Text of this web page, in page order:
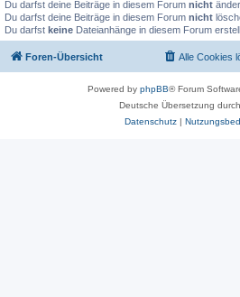
Du darfst deine Beiträge in diesem Forum nicht
Du darfst deine Beiträge in diesem Forum nicht
Du darfst keine Dateianhänge in diesem Forum
Foren-Übersicht Alle Cookies
Powered by phpBB® Forum
Deutsche Übersetzung durch
Datenschutz|